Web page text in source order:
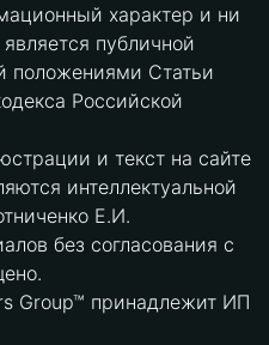
характер и ни
публичной
положениями Статьи
Российской
и текст на сайте
интеллектуальной
Е.И.
без согласования с
Group™ принадлежит ИП